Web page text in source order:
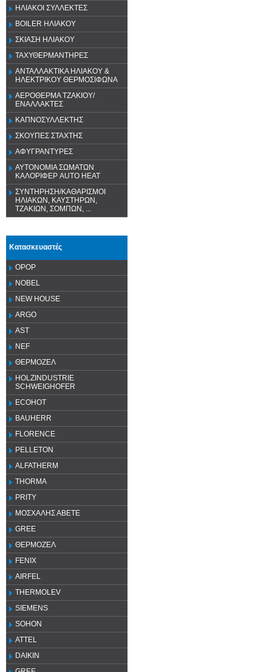
ΗΛΙΑΚΟΙ ΣΥΛΛΕΚΤΕΣ
BOILER ΗΛΙΑΚΟΥ
ΣΚΙΑΣΗ ΗΛΙΑΚΟΥ
ΤΑΧΥΘΕΡΜΑΝΤΗΡΕΣ
ΑΝΤΑΛΛΑΚΤΙΚΑ ΗΛΙΑΚΟΥ &
ΗΛΕΚΤΡΙΚΟΥ ΘΕΡΜΟΣΙΦΩΝΑ
ΑΕΡΟΘΕΡΜΑ ΤΖΑΚΙΟΥ/
ΕΝΑΛΛΑΚΤΕΣ
ΚΑΠΝΟΣΥΛΛΕΚΤΗΣ
ΣΚΟΥΠΕΣ ΣΤΑΧΤΗΣ
ΑΦΥΓΡΑΝΤΥΡΕΣ
ΑΥΤΟΝΟΜΙΑ ΣΩΜΑΤΩΝ
ΚΑΛΟΡΙΦΕΡ AUTO HEAT
ΣΥΝΤΗΡΗΣΗ/ΚΑΘΑΡΙΣΜΟΙ
ΗΛΙΑΚΩΝ, ΚΑΥΣΤΗΡΩΝ,
ΤΖΑΚΙΩΝ, ΣΟΜΠΩΝ, ...
Κατασκευαστές
OPOP
NOBEL
NEW HOUSE
ARGO
AST
NEF
ΘΕΡΜΟΖΕΛ
HOLZINDUSTRIE
SCHWEIGHOFER
ECOHOT
BAUHERR
FLORENCE
PELLETON
ALFATHERM
THORMA
PRITY
ΜΟΣΧΑΛΗΣ ΑΒΕΤΕ
GREE
ΘΕΡΜΟΖΕΛ
FENIX
AIRFEL
THERMOLEV
SIEMENS
SOHON
ATTEL
DAIKIN